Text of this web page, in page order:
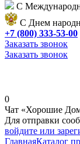
С
С Днем
+7 (800) 333-53-00
Заказать звонок
Заказать звонок
0
Чат «Хорошие
Для отправки
войдите или
ГлавнаяКаталог